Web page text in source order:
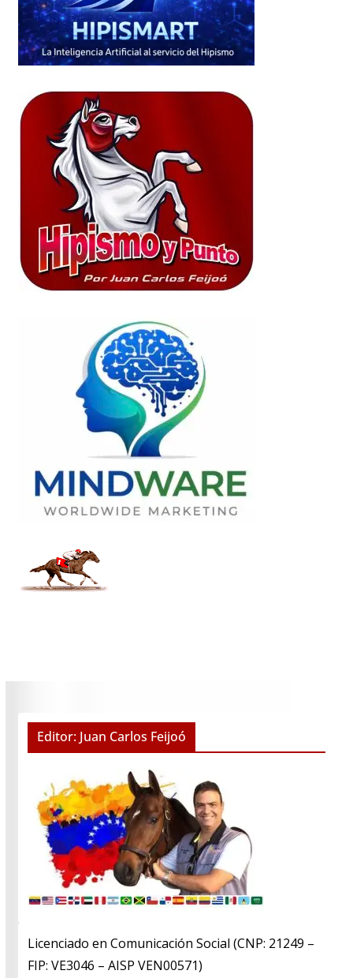
Editor: Juan Carlos Feijoó
Licenciado en Comunicación Social (CNP: 21249 –
FIP: VE3046 – AISP VEN00571)